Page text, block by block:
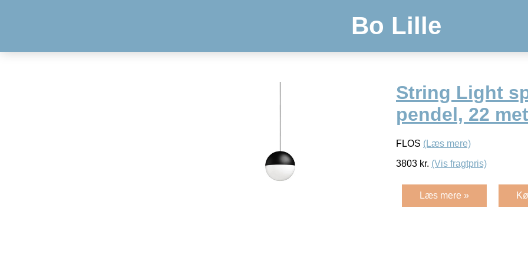
Bo Lille
String Light
pendel, 22
FLOS (Læs mere)
3803 kr. (Vis fragtpris)
Læs mere »